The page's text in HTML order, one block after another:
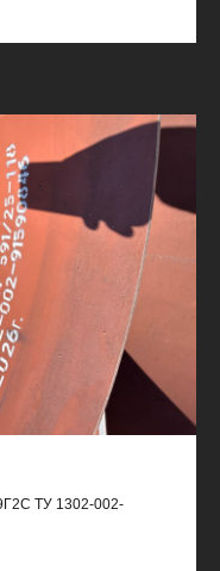
ТУ 1302-002-